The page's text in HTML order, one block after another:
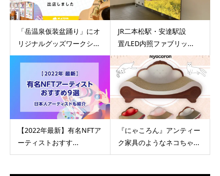
「岳温泉仮装盆踊り」にオ
リジナルグッズワークシ...
JR二本松駅・安達駅設
置/LED内照ファブリッ...
【2022年最新】有名NFTア
ーティストおすす...
『にゃころん』アンティー
ク家具のようなネコちゃ...